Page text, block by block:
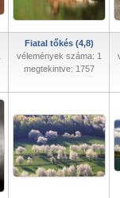
Fiatal tőkés (4,8)
vélemények száma: 1
megtekintve: 1757